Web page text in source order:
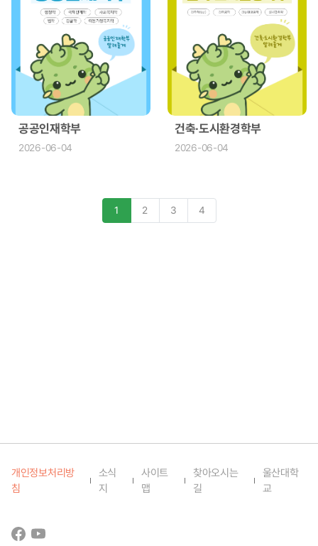
공공인재학부
2026-06-04
건축·도시환경학부
2026-06-04
1 2 3 4
개인정보처리방
침
소식
지
사이트
맵
찾아오시는
길
울산대학
교